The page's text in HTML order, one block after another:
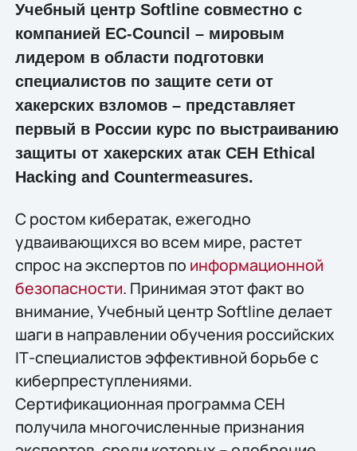
Учебный центр Softline совместно с
компанией EC-Council – мировым
лидером в области подготовки
специалистов по защите сети от
хакерских взломов – представляет
первый в России курс по выстраиванию
защиты от хакерских атак CEH Ethical
Hacking and Countermeasures.
С ростом кибератак, ежегодно
удваивающихся во всем мире, растет
спрос на экспертов по информационной
безопасности. Принимая этот факт во
внимание, Учебный центр Softline делает
шаги в направлении обучения российских
IТ-специалистов эффективной борьбе с
киберпреступлениями.
Cертификационная программа CEH
получила многочисленные признания